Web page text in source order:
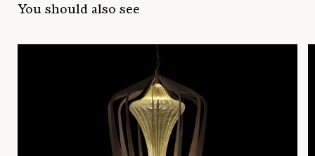
You should also see